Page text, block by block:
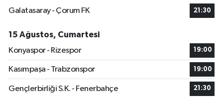
Galatasaray - Çorum FK
21:30
15 Ağustos, Cumartesi
Konyaspor - Rizespor
19:00
Kasımpaşa - Trabzonspor 19:00
Gençlerbirliği S.K. - Fenerbahçe 21:30